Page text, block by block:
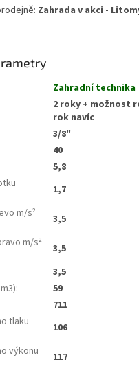
Zahrada v akci -
Zahradní technika
2 roky + možnost
rok navíc
3/8"
40
5,8
1,7
m/s²
3,5
m/s²
3,5
3,5
:
59
711
tlaku
106
výkonu
117